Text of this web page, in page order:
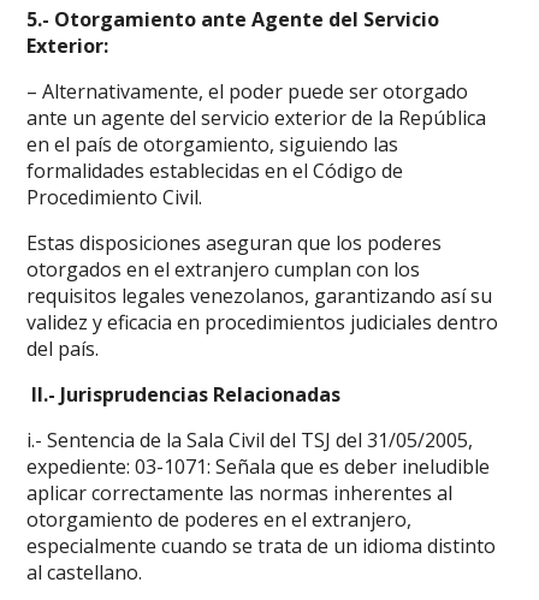
5.- Otorgamiento ante Agente del Servicio
Exterior:
– Alternativamente, el poder puede ser otorgado
ante un agente del servicio exterior de la República
en el país de otorgamiento, siguiendo las
formalidades establecidas en el Código de
Procedimiento Civil.
Estas disposiciones aseguran que los poderes
otorgados en el extranjero cumplan con los
requisitos legales venezolanos, garantizando así su
validez y eficacia en procedimientos judiciales dentro
del país.
II.- Jurisprudencias Relacionadas
i.- Sentencia de la Sala Civil del TSJ del 31/05/2005,
expediente: 03-1071: Señala que es deber ineludible
aplicar correctamente las normas inherentes al
otorgamiento de poderes en el extranjero,
especialmente cuando se trata de un idioma distinto
al castellano.